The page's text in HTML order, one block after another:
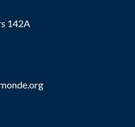
142A